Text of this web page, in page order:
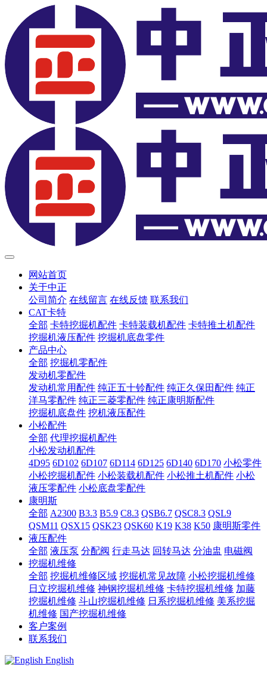
网站首页
关于中正
公司简介 在线留言 在线反馈 联系我们
CAT卡特
全部 卡特挖掘机配件 卡特装载机配件 卡特推土机配件
挖掘机液压配件 挖掘机底盘零件
产品中心
全部 挖掘机零配件
发动机零配件
发动机常用配件 纯正五十铃配件 纯正久保田配件 纯正
洋马零配件 纯正三菱零配件 纯正康明斯配件
挖掘机底盘件 挖机液压配件
小松配件
全部 代理挖掘机配件
小松发动机配件
4D95 6D102 6D107 6D114 6D125 6D140 6D170 小松零件
小松挖掘机配件 小松装载机配件 小松推土机配件 小松
液压零配件 小松底盘零配件
康明斯
全部 A2300 B3.3 B5.9 C8.3 QSB6.7 QSC8.3 QSL9
QSM11 QSX15 QSK23 QSK60 K19 K38 K50 康明斯零件
液压配件
全部 液压泵 分配阀 行走马达 回转马达 分油盅 电磁阀
挖掘机维修
全部 挖掘机维修区域 挖掘机常见故障 小松挖掘机维修
日立挖掘机维修 神钢挖掘机维修 卡特挖掘机维修 加藤
挖掘机维修 斗山挖掘机维修 日系挖掘机维修 美系挖掘
机维修 国产挖掘机维修
客户案例
联系我们
English